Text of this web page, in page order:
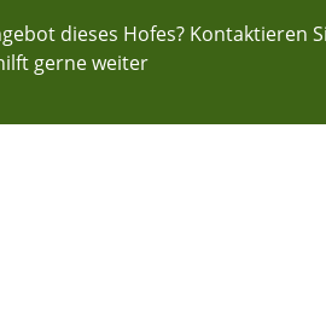
dieses Hofes? Kontaktieren
gerne weiter